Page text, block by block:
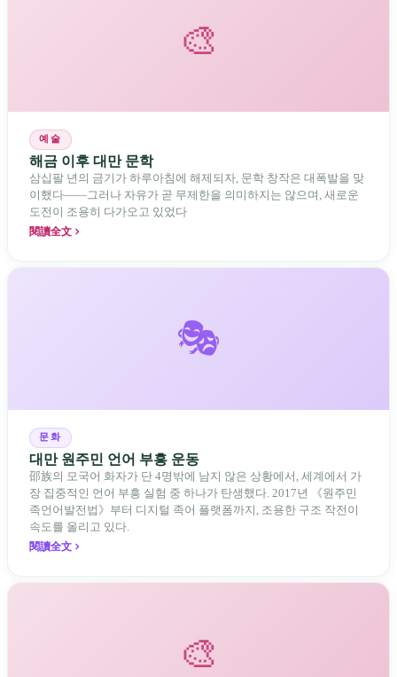
🎨
예술
해금 이후 대만 문학
삼십팔 년의 금기가 하루아침에 해제되자, 문학 창작은 대폭발을 맞
이했다——그러나 자유가 곧 무제한을 의미하지는 않으며, 새로운
도전이 조용히 다가오고 있었다
閱讀全文
🎭
문화
대만 원주민 언어 부흥 운동
邵族의 모국어 화자가 단 4명밖에 남지 않은 상황에서, 세계에서 가
장 집중적인 언어 부흥 실험 중 하나가 탄생했다. 2017년 《원주민
족언어발전법》부터 디지털 족어 플랫폼까지, 조용한 구조 작전이
속도를 올리고 있다.
閱讀全文
🎨